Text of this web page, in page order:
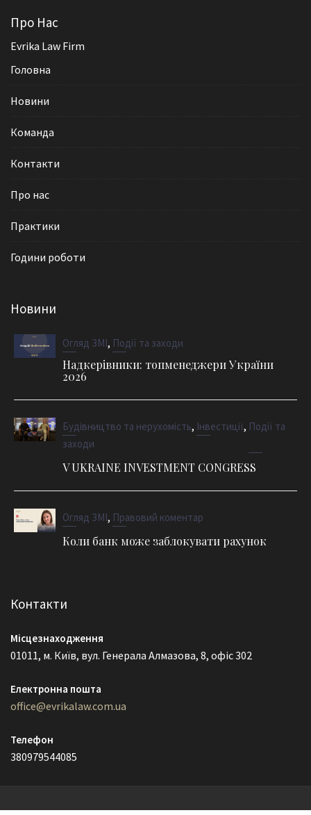
Про Нас
Evrika Law Firm
Головна
Новини
Команда
Контакти
Про нас
Практики
Години роботи
Новини
Огляд ЗМІ, Події та заходи
Надкерівники: топменеджери України
2026
Будівництво та нерухомість, Інвестиції, Події та
заходи
V UKRAINE INVESTMENT CONGRESS
Огляд ЗМІ, Правовий коментар
Коли банк може заблокувати рахунок
Контакти
Місцезнаходження
01011, м. Київ, вул. Генерала Алмазова, 8, офіс 302
Електронна пошта
office@evrikalaw.com.ua
Телефон
380979544085